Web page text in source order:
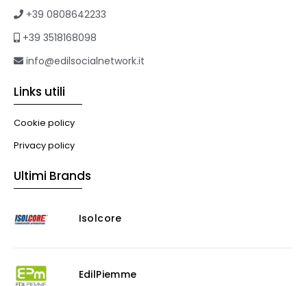
+39 0808642233
+39 3518168098
info@edilsocialnetwork.it
Links utili
Cookie policy
Privacy policy
Ultimi Brands
Isolcore
EdilPiemme